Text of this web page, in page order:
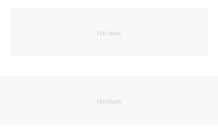
РЕКЛАМА
РЕКЛАМА